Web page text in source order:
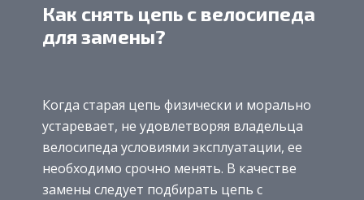
Как снять цепь с велосипеда
для замены?
Когда старая цепь физически и морально
устаревает, не удовлетворяя владельца
велосипеда условиями эксплуатации, ее
необходимо срочно менять. В качестве
замены следует подбирать цепь с